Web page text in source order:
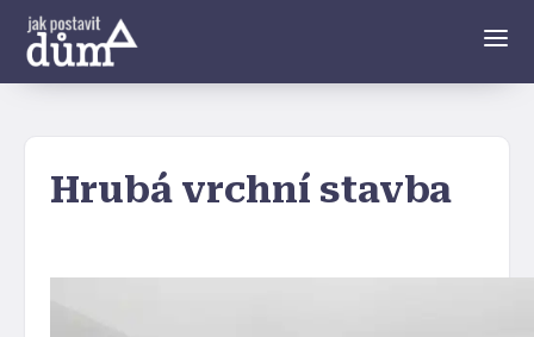
Hrubá vrchní stavba